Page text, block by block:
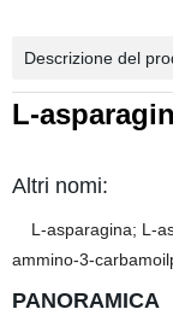
Descrizione del
L-
Altri nomi:
L-asparagina; L-
ammino-3-
PANORAMICA